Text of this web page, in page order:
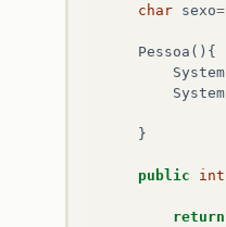
char sexo=
Pessoa (){
System
System
}
public int
return